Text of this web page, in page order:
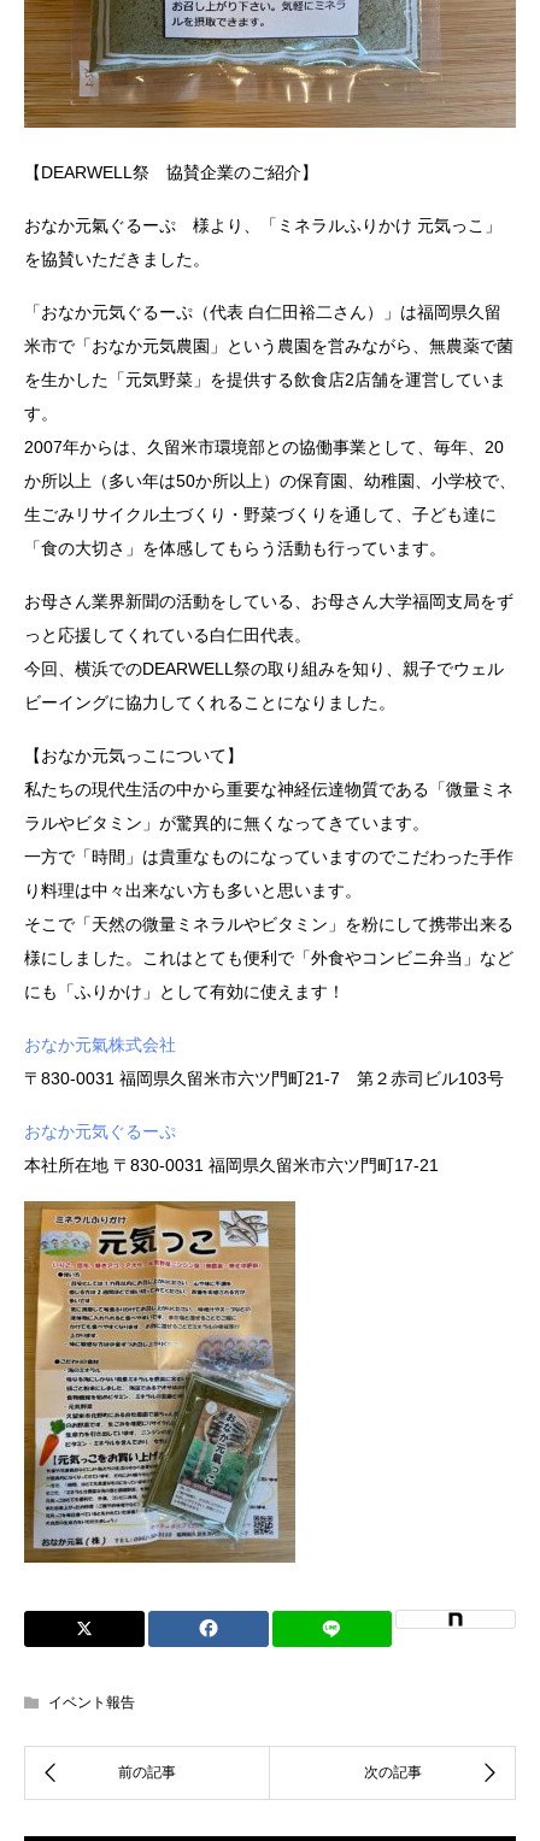
【DEARWELL祭 協賛企業のご紹介】
おなか元氣ぐるーぷ 様より、「ミネラルふりかけ 元気っこ」
を協賛いただきました。
「おなか元気ぐるーぷ（代表 白仁田裕二さん）」は福岡県久留
米市で「おなか元気農園」という農園を営みながら、無農薬で菌
を生かした「元気野菜」を提供する飲食店2店舗を運営していま
す。
2007年からは、久留米市環境部との協働事業として、毎年、20
か所以上（多い年は50か所以上）の保育園、幼稚園、小学校で、
生ごみリサイクル土づくり・野菜づくりを通して、子ども達に
「食の大切さ」を体感してもらう活動も行っています。
お母さん業界新聞の活動をしている、お母さん大学福岡支局をず
っと応援してくれている白仁田代表。
今回、横浜でのDEARWELL祭の取り組みを知り、親子でウェル
ビーイングに協力してくれることになりました。
【おなか元気っこについて】
私たちの現代生活の中から重要な神経伝達物質である「微量ミネ
ラルやビタミン」が驚異的に無くなってきています。
一方で「時間」は貴重なものになっていますのでこだわった手作
り料理は中々出来ない方も多いと思います。
そこで「天然の微量ミネラルやビタミン」を粉にして携帯出来る
様にしました。これはとても便利で「外食やコンビニ弁当」など
にも「ふりかけ」として有効に使えます！
おなか元氣株式会社
〒830-0031 福岡県久留米市六ツ門町21-7 第２赤司ビル103号
おなか元気ぐるーぷ
本社所在地 〒830-0031 福岡県久留米市六ツ門町17-21
イベント報告